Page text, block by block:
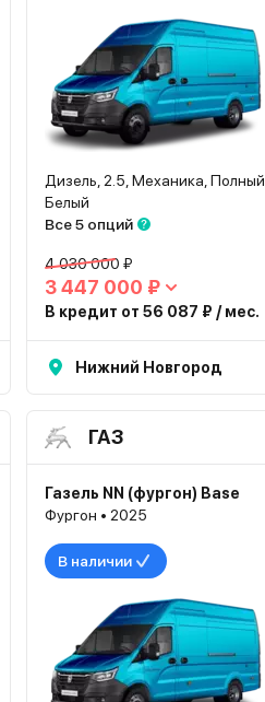
Дизель, 2.5, Механика, Полный,
Белый
Все 5 опций
4 030 000 ₽
3 447 000 ₽
В кредит от 56 087 ₽ / мес.
Нижний Новгород
ГАЗ
Газель NN (фургон) Base
Фургон • 2025
В наличии